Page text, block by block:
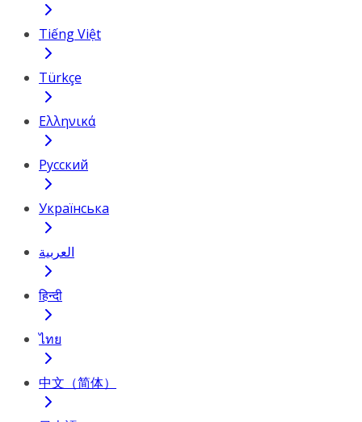
Tiếng Việt
Türkçe
Ελληνικά
Русский
Українська
العربية
हिन्दी
ไทย
中文（简体）